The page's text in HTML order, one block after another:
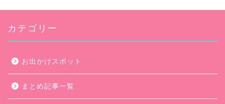
カテゴリー
お出かけスポット
まとめ記事一覧